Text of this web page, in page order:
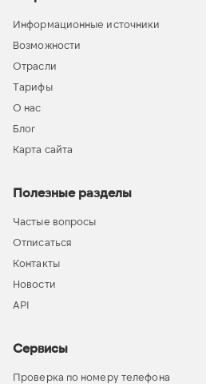
Информационные источники
Возможности
Отрасли
Тарифы
О нас
Блог
Карта сайта
Полезные разделы
Частые вопросы
Отписаться
Контакты
Новости
API
Сервисы
Проверка по номеру телефона